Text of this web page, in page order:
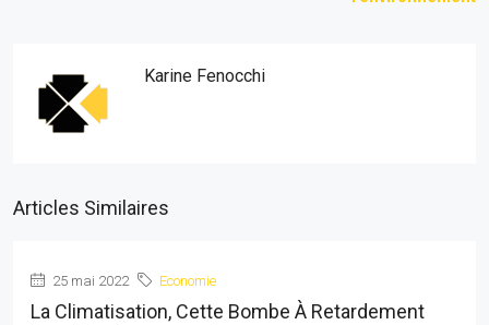
Karine Fenocchi
Articles Similaires
25 mai 2022 Economie
La Climatisation, Cette Bombe À Retardement